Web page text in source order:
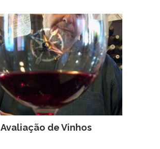
Avaliação de Vinhos